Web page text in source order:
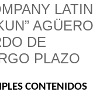
LATIN
AGÜERO
DE
PLAZO
CONTENIDOS